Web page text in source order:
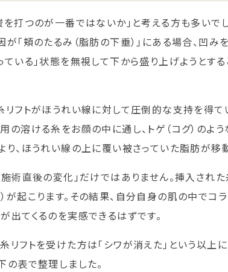
を打つのが一番ではないか」と考える方も多いで
が「頬のたるみ（脂肪の下垂）」にある場合、凹
ている」状態を無視して下から盛り上げようとす
リフトがほうれい線に対して圧倒的な支持を得て
の溶ける糸をお顔の中に通し、トゲ（コグ）の
り、ほうれい線の上に覆い被さっていた脂肪が移
施術直後の変化」だけではありません。挿入され
が起こります。その結果、自分自身の肌の中で
出てくるのを実感できるはずです。
フトを受けた方は「シワが消えた」という以上
の表で整理しました。